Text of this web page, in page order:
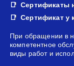
Сертификаты
Сертификат у
При обращении в
компетентное
виды работ и